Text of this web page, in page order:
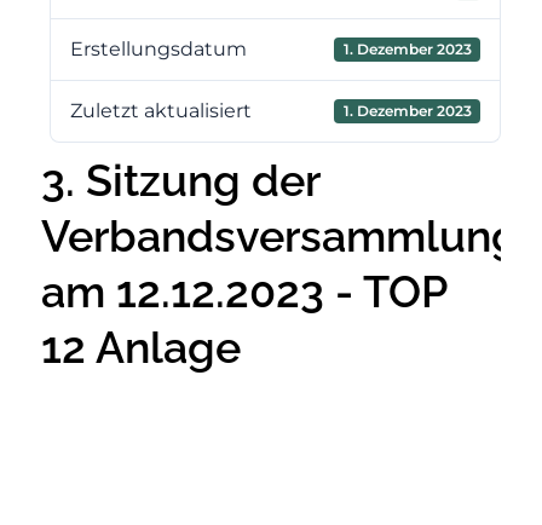
Erstellungsdatum 1. Dezember 2023
Zuletzt aktualisiert 1. Dezember 2023
3. Sitzung der
Verbandsversammlung
am 12.12.2023 - TOP
12 Anlage